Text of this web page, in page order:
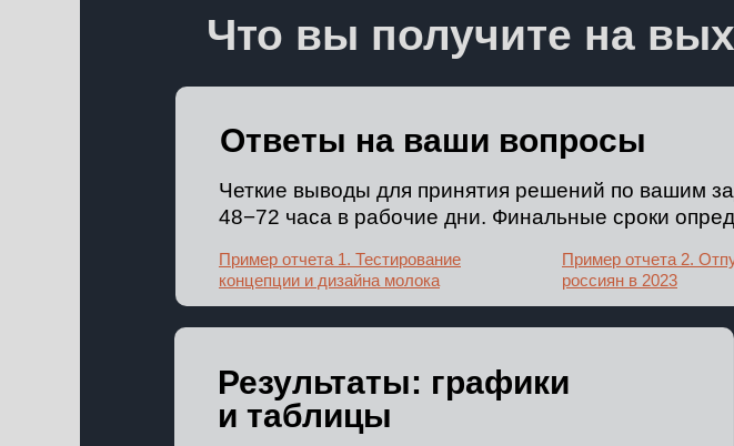
Что вы получите на
Результаты: графики
и таблицы
Ответы на ваши вопросы
Четкие выводы для принятия решений по вашим
48−72 часа в рабочие дни. Финальные сроки
Пример отчета 1. Тестирование
концепции и дизайна молока
Пример отчета 2.
россиян в 2023